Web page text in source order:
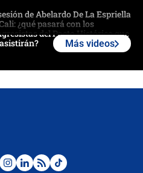
de Abelardo De La Espriella
¿qué pasará con los
del Pacto Histórico que
qué De la Espriella gobernará
Más videos